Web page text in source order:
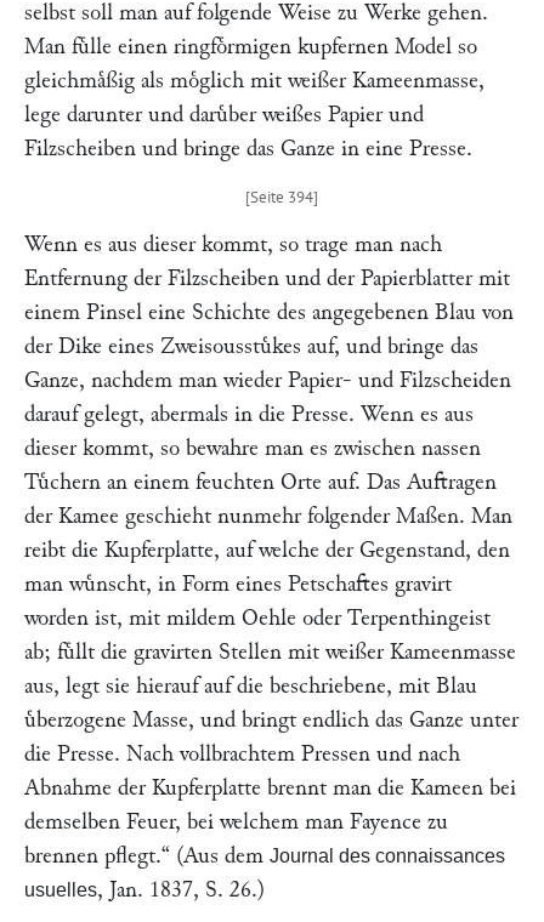
selbst soll man auf folgende Weise zu Werke gehen.
Man fuͤlle einen ringfoͤrmigen kupfernen Model so
gleichmaͤßig als moͤglich mit weißer Kameenmasse,
lege darunter und daruͤber weißes Papier und
Filzscheiben und bringe das Ganze in eine Presse.
Wenn es aus dieser kommt, so trage man nach
Entfernung der Filzscheiben und der Papierblatter mit
einem Pinsel eine Schichte des angegebenen Blau von
der Dike eines Zweisousstuͤkes auf, und bringe das
Ganze, nachdem man wieder Papier- und Filzscheiden
darauf gelegt, abermals in die Presse. Wenn es aus
dieser kommt, so bewahre man es zwischen nassen
Tuͤchern an einem feuchten Orte auf. Das Auftragen
der Kamee geschieht nunmehr folgender Maßen. Man
reibt die Kupferplatte, auf welche der Gegenstand, den
man wuͤnscht, in Form eines Petschaftes gravirt
worden ist, mit mildem Oehle oder Terpenthingeist
ab; fuͤllt die gravirten Stellen mit weißer Kameenmasse
aus, legt sie hierauf auf die beschriebene, mit Blau
uͤberzogene Masse, und bringt endlich das Ganze unter
die Presse. Nach vollbrachtem Pressen und nach
Abnahme der Kupferplatte brennt man die Kameen bei
demselben Feuer, bei welchem man Fayence zu
brennen pflegt.“ (Aus dem Journal des connaissances
usuelles, Jan. 1837, S. 26.)